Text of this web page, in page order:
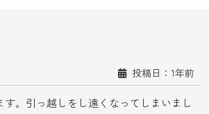
投稿日：1年前
。引っ越しをし遠くなってしまいまし